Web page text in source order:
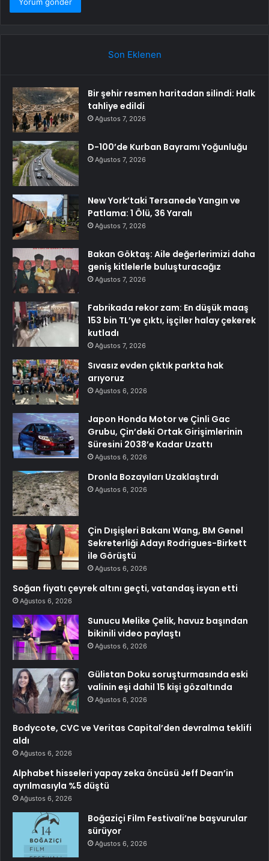
Son Eklenen
Bir şehir resmen haritadan silindi: Halk
tahliye edildi
Ağustos 7, 2026
D-100’de Kurban Bayramı Yoğunluğu
Ağustos 7, 2026
New York’taki Tersanede Yangın ve
Patlama: 1 Ölü, 36 Yaralı
Ağustos 7, 2026
Bakan Göktaş: Aile değerlerimizi daha
geniş kitlelerle buluşturacağız
Ağustos 7, 2026
Fabrikada rekor zam: En düşük maaş
153 bin TL’ye çıktı, işçiler halay çekerek
kutladı
Ağustos 7, 2026
Sıvasız evden çıktık parkta hak
arıyoruz
Ağustos 6, 2026
Japon Honda Motor ve Çinli Gac
Grubu, Çin’deki Ortak Girişimlerinin
Süresini 2038’e Kadar Uzattı
Ağustos 6, 2026
Dronla Bozayıları Uzaklaştırdı
Ağustos 6, 2026
Çin Dışişleri Bakanı Wang, BM Genel
Sekreterliği Adayı Rodrigues-Birkett
ile Görüştü
Ağustos 6, 2026
Soğan fiyatı çeyrek altını geçti, vatandaş isyan etti
Ağustos 6, 2026
Sunucu Melike Çelik, havuz başından
bikinili video paylaştı
Ağustos 6, 2026
Gülistan Doku soruşturmasında eski
valinin eşi dahil 15 kişi gözaltında
Ağustos 6, 2026
Bodycote, CVC ve Veritas Capital’den devralma teklifi
aldı
Ağustos 6, 2026
Alphabet hisseleri yapay zeka öncüsü Jeff Dean’in
ayrılmasıyla %5 düştü
Ağustos 6, 2026
Boğaziçi Film Festivali’ne başvurular
sürüyor
Ağustos 6, 2026